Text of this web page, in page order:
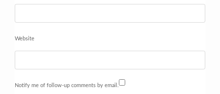
Website
Notify me of follow-up comments by email.